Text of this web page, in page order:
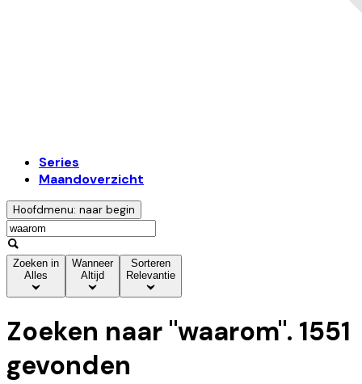
Series
Maandoverzicht
Hoofdmenu: naar begin
Zoeken in
Alles
Wanneer
Altijd
Sorteren
Relevantie
Zoeken naar "waarom". 1551
gevonden